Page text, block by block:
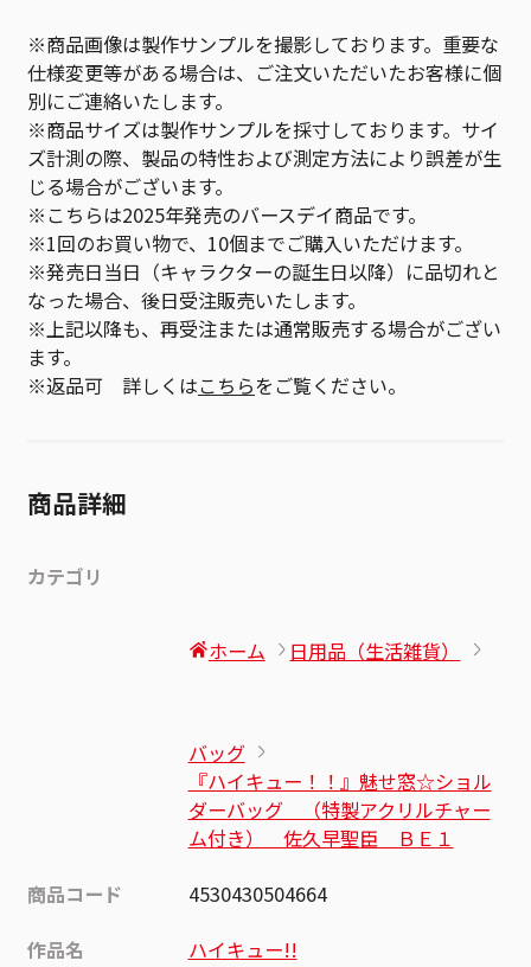
※商品画像は製作サンプルを撮影しております。重要な
仕様変更等がある場合は、ご注文いただいたお客様に個
別にご連絡いたします。
※商品サイズは製作サンプルを採寸しております。サイ
ズ計測の際、製品の特性および測定方法により誤差が生
じる場合がございます。
※こちらは2025年発売のバースデイ商品です。
※1回のお買い物で、10個までご購入いただけます。
※発売日当日（キャラクターの誕生日以降）に品切れと
なった場合、後日受注販売いたします。
※上記以降も、再受注または通常販売する場合がござい
ます。
※返品可 詳しくはこちらをご覧ください。
商品詳細
カテゴリ
ホーム 日用品（生活雑貨）
バッグ
『ハイキュー！！』魅せ窓☆ショル
ダーバッグ （特製アクリルチャー
ム付き） 佐久早聖臣 ＢＥ１
商品コード
4530430504664
作品名
ハイキュー!!